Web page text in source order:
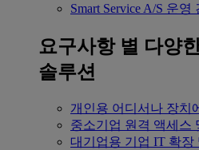
Smart Service A/S 운영
요구사항 별 다양
솔루션
개인용 어디서나 장치
중소기업 원격 액세스
대기업용 기업 IT 확장